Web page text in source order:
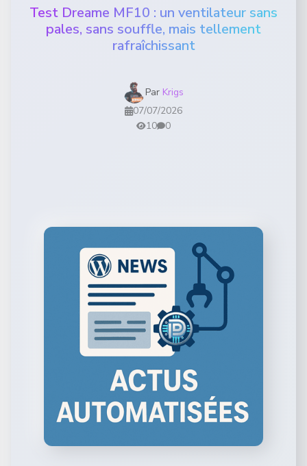
Test Dreame MF10 : un ventilateur sans
pales, sans souffle, mais tellement
rafraîchissant
Par Krigs
07/07/2026
10
0